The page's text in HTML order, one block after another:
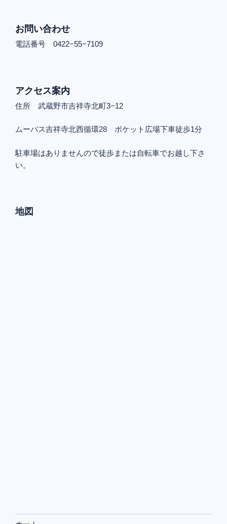
お問い合わせ
電話番号 0422−55−7109
アクセス案内
住所 武蔵野市吉祥寺北町3−12
ムーバス吉祥寺北西循環28 ポケット広場下車徒歩1分
駐車場はありませんので徒歩または自転車でお越し下さ
い。
地図